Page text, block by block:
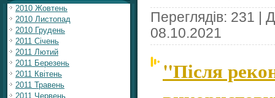
2010 Жовтень
2010 Листопад
2010 Грудень
2011 Січень
2011 Лютий
2011 Березень
2011 Квітень
2011 Травень
2011 Червень
Переглядів: 231 |
08.10.2021
"Після